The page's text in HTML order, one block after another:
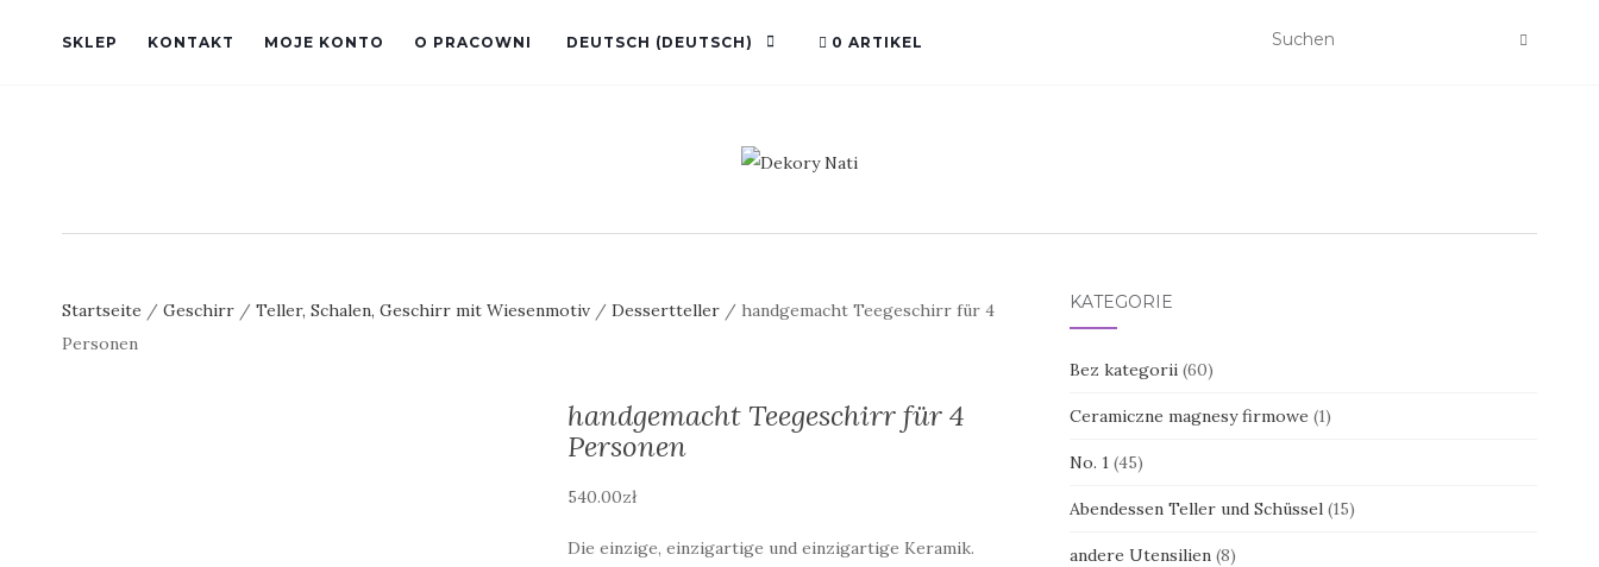
SKLEP KONTAKT MOJE KONTO O PRACOWNI DEUTSCH (DEUTSCH) 0 ARTIKEL
Startseite / Geschirr / Teller, Schalen, Geschirr mit Wiesenmotiv / Dessertteller / handgemacht Teegeschirr für 4
Personen
handgemacht Teegeschirr für 4
Personen
540.00zł
Die einzige, einzigartige und einzigartige Keramik.
KATEGORIE
Bez kategorii (60)
Ceramiczne magnesy firmowe (1)
No. 1 (45)
Abendessen Teller und Schüssel (15)
andere Utensilien (8)